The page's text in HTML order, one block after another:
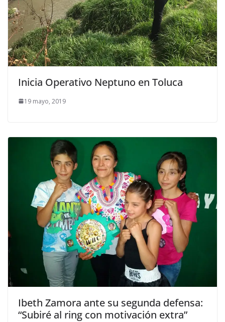
Inicia Operativo Neptuno en Toluca
19 mayo, 2019
Ibeth Zamora ante su segunda defensa:
“Subiré al ring con motivación extra”